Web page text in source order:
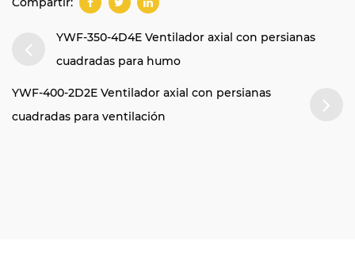
YWF-350-4D4E Ventilador axial con persianas
cuadradas para humo
YWF-400-2D2E Ventilador axial con persianas
cuadradas para ventilación